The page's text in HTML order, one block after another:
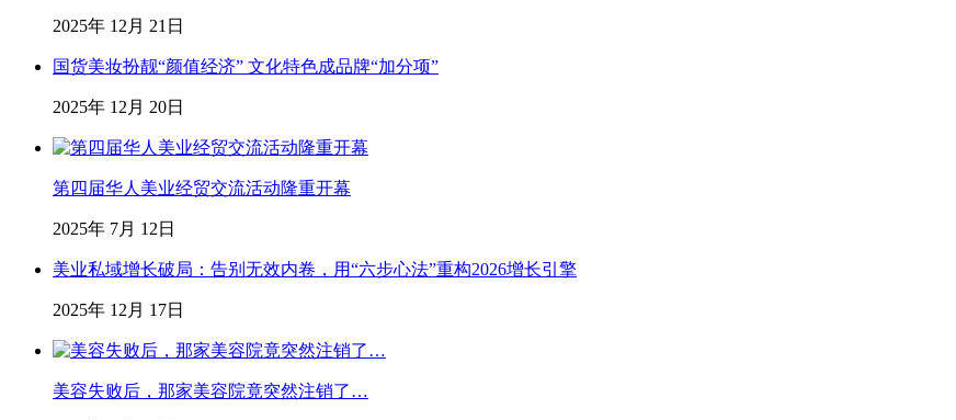
2025年 12月 21日
国货美妆扮靓“颜值经济” 文化特色成品牌“加分项”
2025年 12月 20日
第四届华人美业经贸交流活动隆重开幕
2025年 7月 12日
美业私域增长破局：告别无效内卷，用“六步心法”重构2026增长引擎
2025年 12月 17日
美容失败后，那家美容院竟突然注销了…